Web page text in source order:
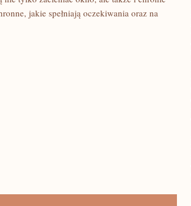
jakie spełniają oczekiwania oraz na